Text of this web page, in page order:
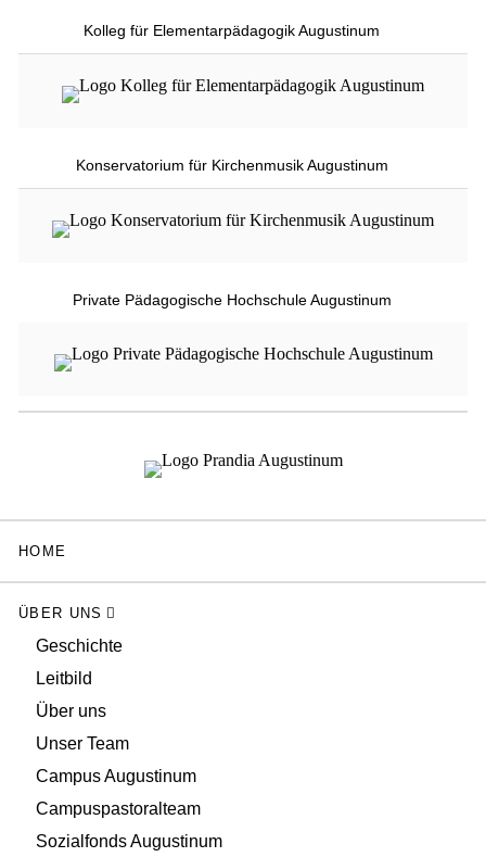
Kolleg für Elementarpädagogik Augustinum
Konservatorium für Kirchenmusik Augustinum
Private Pädagogische Hochschule Augustinum
HOME
ÜBER UNS
Geschichte
Leitbild
Über uns
Unser Team
Campus Augustinum
Campuspastoralteam
Sozialfonds Augustinum